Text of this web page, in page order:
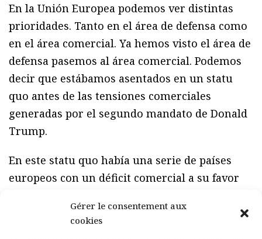
Gérer le consentement aux
cookies
En la Unión Europea podemos ver distintas
prioridades. Tanto en el área de defensa como
en el área comercial. Ya hemos visto el área de
defensa pasemos al área comercial. Podemos
decir que estábamos asentados en un statu
quo antes de las tensiones comerciales
generadas por el segundo mandato de Donald
Trump.
En este statu quo había una serie de países
europeos con un déficit comercial a su favor
statu quo era prioritaria para estos países.